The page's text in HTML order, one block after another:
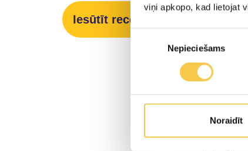
viņi apkopo, kad lietojat
Nepieciešams
Noraidīt
Iesūtīt recepti
sviesta
pārtikas
Izrullē
tālāko
Sakarsē